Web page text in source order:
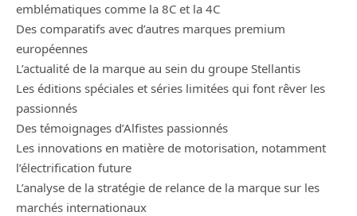
emblématiques comme la 8C et la 4C
Des comparatifs avec d’autres marques premium
européennes
L’actualité de la marque au sein du groupe Stellantis
Les éditions spéciales et séries limitées qui font rêver les
passionnés
Des témoignages d’Alfistes passionnés
Les innovations en matière de motorisation, notamment
l’électrification future
L’analyse de la stratégie de relance de la marque sur les
marchés internationaux